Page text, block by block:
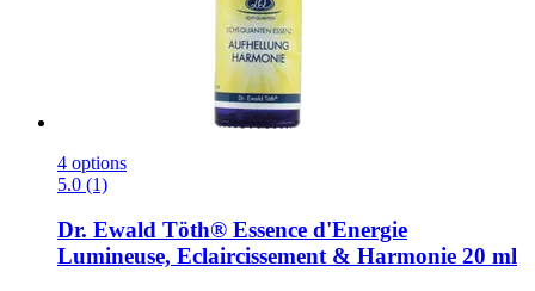
4 options
5.0 (1)
Dr. Ewald Töth® Essence d'Energie
Lumineuse, Eclaircissement & Harmonie 20 ml